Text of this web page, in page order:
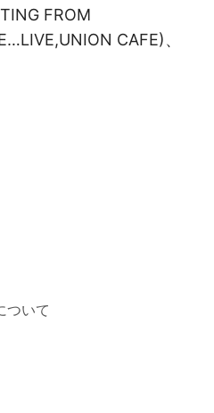
FROM
CAFE)、
ついて